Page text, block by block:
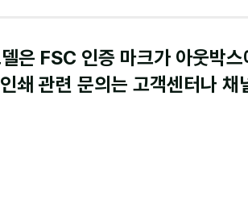
은 FSC 인증 마크가 아웃박스
쇄 관련 문의는 고객센터나 채